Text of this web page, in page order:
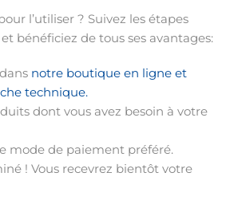
l’utiliser ? Suivez les étapes
bénéficiez de tous ses avantages:
notre boutique en ligne et
technique.
dont vous avez besoin à votre
mode de paiement préféré.
! Vous recevrez bientôt votre